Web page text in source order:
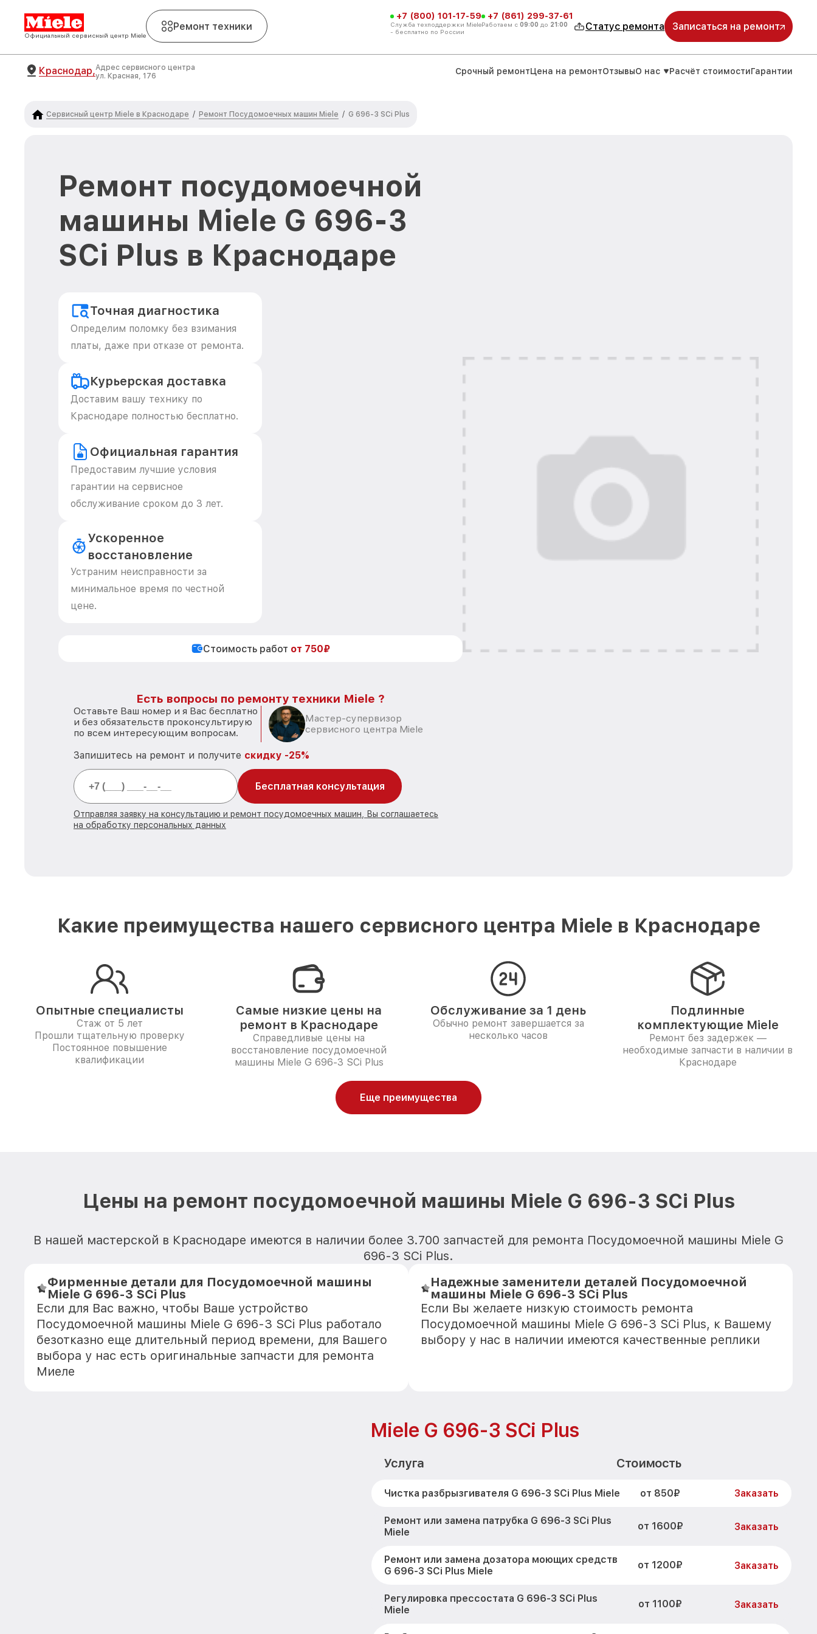
Официальный сервисный центр Miele
Ремонт техники
+7 (800) 101-17-59
Служба техподдержки Miele
- бесплатно по России
+7 (861) 299-37-61
Работаем с 09:00 до 21:00 Статус ремонта Записаться на ремонт
Краснодар,Адрес сервисного центра
ул. Красная, 176
Срочный ремонтЦена на ремонтОтзывыО нас Расчёт стоимостиГарантии
Сервисный центр Miele в Краснодаре / Ремонт Посудомоечных машин Miele / G 696-3 SCi Plus
Ремонт посудомоечной
машины Miele G 696-3
SCi Plus в Краснодаре
Точная диагностика
Определим поломку без взимания
платы, даже при отказе от ремонта.
Курьерская доставка
Доставим вашу технику по
Краснодаре полностью бесплатно.
Официальная гарантия
Предоставим лучшие условия
гарантии на сервисное
обслуживание сроком до 3 лет.
Ускоренное
восстановление
Устраним неисправности за
минимальное время по честной
цене.
Стоимость работ от 750₽
Есть вопросы по ремонту техники Miele ?
Оставьте Ваш номер и я Вас бесплатно
и без обязательств проконсультирую
по всем интересующим вопросам.
Мастер-супервизор
сервисного центра Miele
Запишитесь на ремонт и получите скидку -25%
Бесплатная консультация
Отправляя заявку на консультацию и ремонт посудомоечных машин, Вы соглашаетесь
на обработку персональных данных
Какие преимущества нашего сервисного центра Miele в Краснодаре
Опытные специалисты
Стаж от 5 лет
Прошли тщательную проверку
Постоянное повышение
квалификации
Самые низкие цены на
ремонт в Краснодаре
Справедливые цены на
восстановление посудомоечной
машины Miele G 696-3 SCi Plus
Обслуживание за 1 день
Обычно ремонт завершается за
несколько часов
Подлинные
комплектующие Miele
Ремонт без задержек —
необходимые запчасти в наличии в
Краснодаре
Еще преимущества
Цены на ремонт посудомоечной машины Miele G 696-3 SCi Plus
В нашей мастерской в Краснодаре имеются в наличии более 3.700 запчастей для ремонта Посудомоечной машины Miele G
696-3 SCi Plus.
Фирменные детали для Посудомоечной машины
Miele G 696-3 SCi Plus
Если для Вас важно, чтобы Ваше устройство
Посудомоечной машины Miele G 696-3 SCi Plus работало
безотказно еще длительный период времени, для Вашего
выбора у нас есть оригинальные запчасти для ремонта
Миеле
Надежные заменители деталей Посудомоечной
машины Miele G 696-3 SCi Plus
Если Вы желаете низкую стоимость ремонта
Посудомоечной машины Miele G 696-3 SCi Plus, к Вашему
выбору у нас в наличии имеются качественные реплики
Miele G 696-3 SCi Plus
Услуга Стоимость
Чистка разбрызгивателя G 696-3 SCi Plus Miele от 850₽ Заказать
Ремонт или замена патрубка G 696-3 SCi Plus
Miele
от 1600₽ Заказать
Ремонт или замена дозатора моющих средств
G 696-3 SCi Plus Miele
от 1200₽ Заказать
Регулировка прессостата G 696-3 SCi Plus
Miele
от 1100₽ Заказать